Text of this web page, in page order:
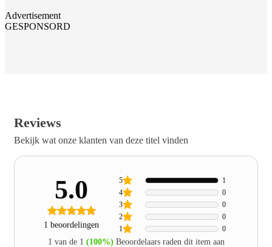
Advertisement
GESPONSORD
Reviews
Bekijk wat onze klanten van deze titel vinden
5.0
1 beoordelingen 1 0
2 0
3 0
4 0
5 1
1 van de 1 (100%) Beoordelaars raden dit item aan